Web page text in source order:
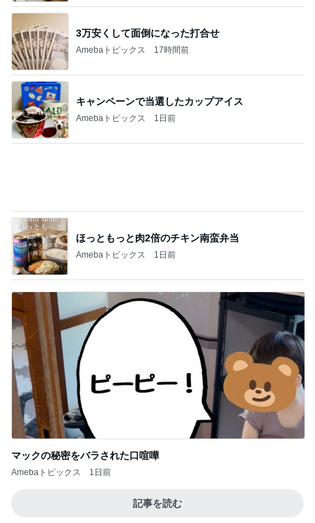
キャンペーンで当選したカップアイス
Amebaトピックス 1日前
マックの秘密をバラされた口喧嘩
Amebaトピックス
Amebaトピックス 19時間前